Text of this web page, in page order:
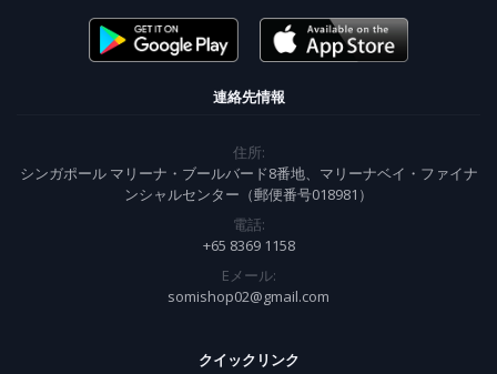
連絡先情報
住所:
シンガポール マリーナ・ブールバード8番地、マリーナベイ・ファイナ
ンシャルセンター（郵便番号018981）
電話:
+65 8369 1158
Eメール:
somishop02@gmail.com
クイックリンク